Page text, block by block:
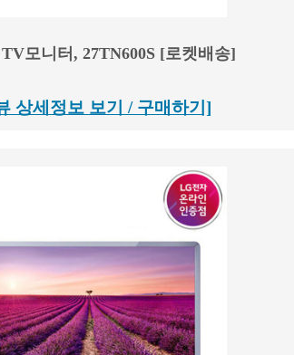
모니터, 27TN600S [로켓배송]
상세정보 보기 / 구매하기]